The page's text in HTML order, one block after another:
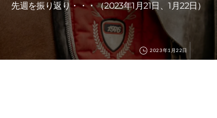
2023年1月22日
先週を振り返り・・・（2023年1月21日、1月22日）